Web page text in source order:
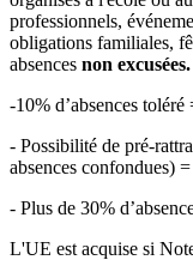
professionnels,
obligations familiales,
absences non excusées.
-10% d’absences
- Possibilité de pré-
absences confondues)
- Plus de 30%
L'UE est acquise si